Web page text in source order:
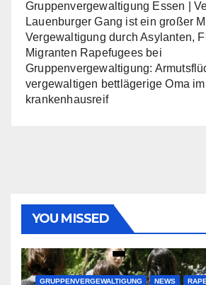
Gruppenvergewaltigung Essen |
Lauenburger Gang ist ein großer
Vergewaltigung durch Asylanten,
Migranten Rapefugees bei
Gruppenvergewaltigung:
vergewaltigen bettlägerige Oma
krankenhausreif
YOU MISSED
GRUPPENVERGEWALTIGUNG NEWS